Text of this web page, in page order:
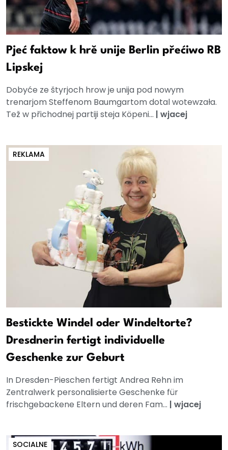
Pjeć faktow k hrě unije Berlin přećiwo RB
Lipskej
Dobyće ze štyrjoch hrow je unija pod nowym
trenarjom Steffenom Baumgartom dotal wotewzała.
Tež w přichodnej partiji steja Köpeni... | wjacej
REKLAMA
Bestickte Windel oder Windeltorte?
Dresdnerin fertigt individuelle
Geschenke zur Geburt
In Dresden-Pieschen fertigt Andrea Rehn im
Zentralwerk personalisierte Geschenke für
frischgebackene Eltern und deren Fam... | wjacej
SOCIALNE